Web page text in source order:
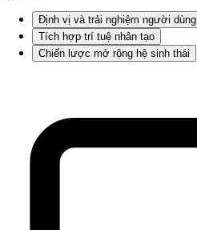
Định vị và trải nghiệm người dùng
Tích hợp trí tuệ nhân tạo
Chiến lược mở rộng hệ sinh thái